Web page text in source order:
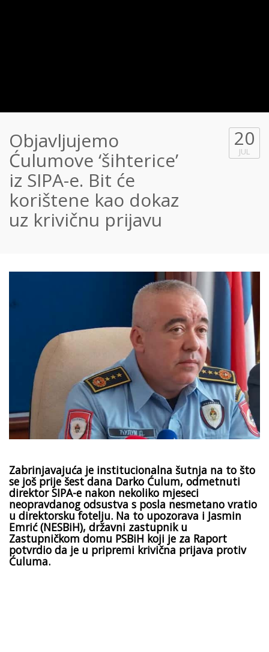
Objavljujemo
Ćulumove ‘šihterice’
iz SIPA-e. Bit će
korištene kao dokaz
uz krivičnu prijavu
20
JUL
Zabrinjavajuća je institucionalna šutnja na to što
se još prije šest dana Darko Ćulum, odmetnuti
direktor SIPA-e nakon nekoliko mjeseci
neopravdanog odsustva s posla nesmetano vratio
u direktorsku fotelju. Na to upozorava i Jasmin
Emrić (NESBiH), državni zastupnik u
Zastupničkom domu PSBiH koji je za Raport
potvrdio da je u pripremi krivična prijava protiv
Ćuluma.